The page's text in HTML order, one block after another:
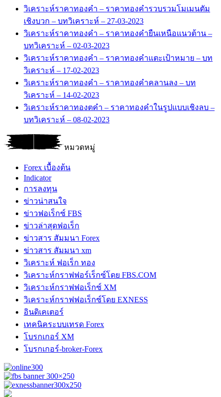
วิเคราะห์ราคาทองคำ – ราคาทองคำรวบรวมโมเมนตัม
เชิงบวก – บทวิเคราะห์ – 27-03-2023
วิเคราะห์ราคาทองคำ – ราคาทองคำยืนเหนือแนวต้าน –
บทวิเคราะห์ – 02-03-2023
วิเคราะห์ราคาทองคำ – ราคาทองคำแตะเป้าหมาย – บท
วิเคราะห์ – 17-02-2023
วิเคราะห์ราคาทองคำ – ราคาทองคำคลานลง – บท
วิเคราะห์ – 14-02-2023
วิเคราะห์ราคาทองตคำ – ราคาทองคำในรูปแบบเชิงลบ –
บทวิเคราะห์ – 08-02-2023
หมวดหมู่
Forex เบื้องต้น
Indicator
การลงทุน
ข่าวน่าสนใจ
ข่าวฟอเร็กซ์ FBS
ข่าวล่าสุดฟอเร็ก
ข่าวสาร สัมมนา Forex
ข่าวสาร สัมมนา xm
วิเคราะห์ ฟอเร็ก ทอง
วิเคราะห์กราฟฟอร์เร็กซ์โดย FBS.COM
วิเคราะห์กราฟฟอเร็กซ์ XM
วิเคราะห์กราฟฟอเร็กซ์โดย EXNESS
อินดิเคเตอร์
เทคนิคระบบเทรด Forex
โบรกเกอร์ XM
โบรกเกอร์-broker-Forex